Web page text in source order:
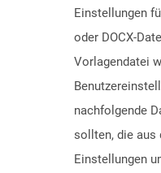
Einstellungen
oder DOCX-
Vorlagendatei
nachfolgende
sollten, die aus
Einstellungen